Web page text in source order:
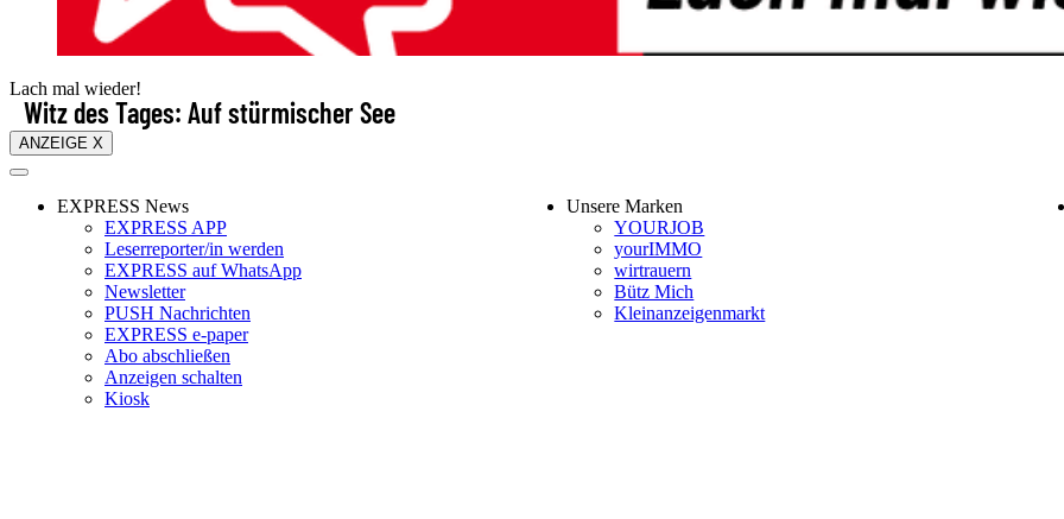
Lach mal wieder!
Witz des Tages: Auf stürmischer See
ANZEIGE X
EXPRESS News
EXPRESS APP
Leserreporter/in werden
EXPRESS auf WhatsApp
Newsletter
PUSH Nachrichten
EXPRESS e-paper
Abo abschließen
Anzeigen schalten
Kiosk
Unsere Marken
YOURJOB
yourIMMO
wirtrauern
Bütz Mich
Kleinanzeigenmarkt